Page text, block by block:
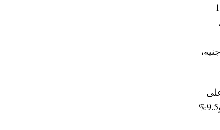
بنسبة 9% للشريحة من 10
الثانية من 100 ألف جنيه إلى 500 ألف جنيه،
على
الحسابات التي تبدأ من 100 ألف جنيه، بفائدة 6.75% حتى 250 ألف جنيه، و8% من 250 ألف إلى مليون جنيه، و9.5%